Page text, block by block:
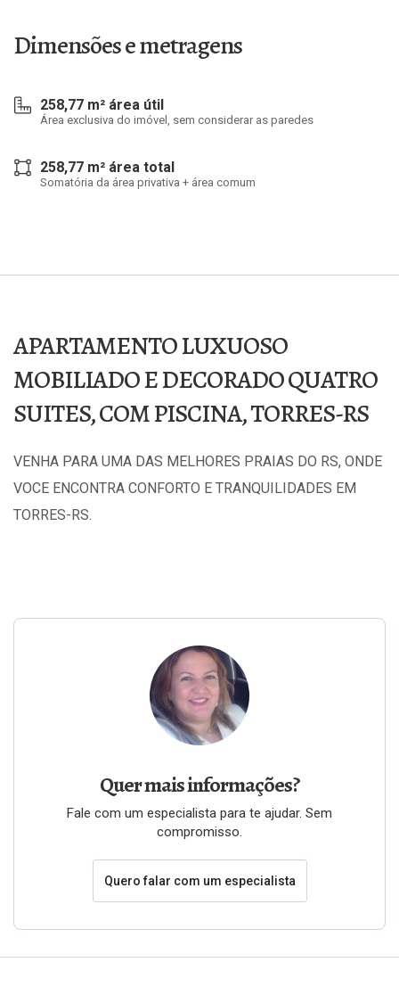
Dimensões e metragens
258,77 m² área útil
Área exclusiva do imóvel, sem considerar as paredes
258,77 m² área total
Somatória da área privativa + área comum
APARTAMENTO LUXUOSO
MOBILIADO E DECORADO QUATRO
SUITES, COM PISCINA, TORRES-RS
VENHA PARA UMA DAS MELHORES PRAIAS DO RS, ONDE
VOCE ENCONTRA CONFORTO E TRANQUILIDADES EM
TORRES-RS.
Quer mais informações?
Fale com um especialista para te ajudar. Sem
compromisso.
Quero falar com um especialista